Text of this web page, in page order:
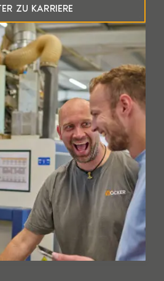
ZU KARRIERE